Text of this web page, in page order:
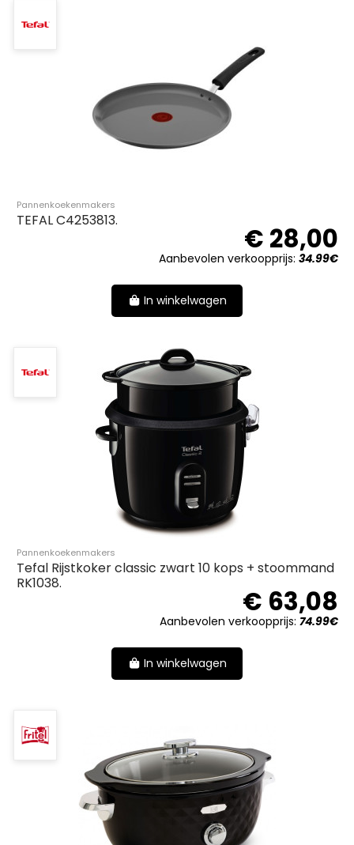
Pannenkoekenmakers
TEFAL C4253813.
€ 28,00
Aanbevolen verkoopprijs: 34.99€
In winkelwagen
Pannenkoekenmakers
Tefal Rijstkoker classic zwart 10 kops + stoommand
RK1038.
€ 63,08
Aanbevolen verkoopprijs: 74.99€
In winkelwagen